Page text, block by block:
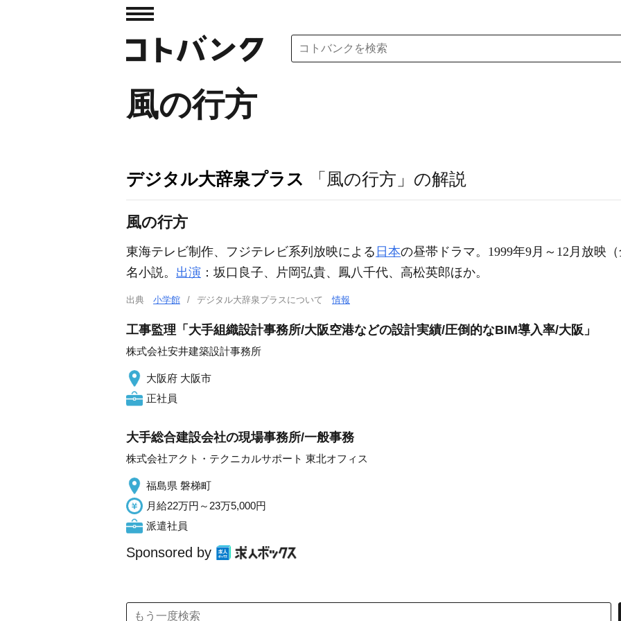
風の行方
デジタル大辞泉プラス 「風の行方」の解説
風の行方
東海テレビ制作、フジテレビ系列放映による 日本の昼帯ドラマ。1999年9月～12月放映
名小説。 出演 ：坂口良子、片岡弘貴、鳳八千代、高松英郎ほか。
出典 小学館 デジタル大辞泉プラスについて情報
工事監理「大手組織設計事務所/大阪空港などの設計実績/圧倒的なBIM導入率/大阪」
株式会社安井建築設計事務所
大阪府 大阪市
正社員
大手総合建設会社の現場事務所/一般事務
株式会社アクト・テクニカルサポート 東北オフィス
福島県 磐梯町
月給22万円～23万5,000円
派遣社員
Sponsored by